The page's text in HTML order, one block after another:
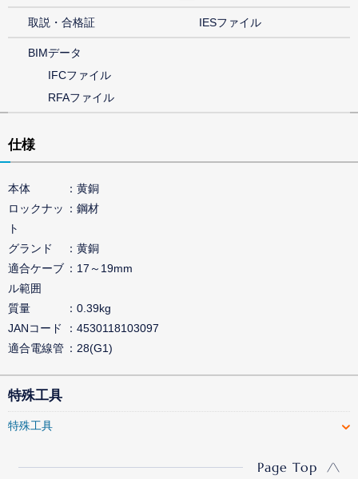
取説・合格証 IESファイル
BIMデータ
IFCファイル
RFAファイル
仕様
本体
黄銅
ロックナッ
ト
鋼材
グランド
黄銅
適合ケーブ
ル範囲
17～19mm
質量
0.39kg
JANコード
4530118103097
適合電線管
28(G1)
特殊工具
特殊工具
Page Top